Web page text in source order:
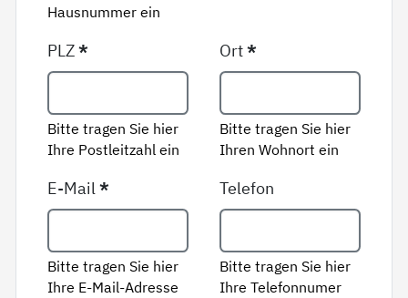
Hausnummer ein
PLZ*
Bitte tragen Sie hier
Ihre Postleitzahl ein
Ort*
Bitte tragen Sie hier
Ihren Wohnort ein
E-Mail*
Bitte tragen Sie hier
Ihre E-Mail-Adresse
Telefon
Bitte tragen Sie hier
Ihre Telefonnumer